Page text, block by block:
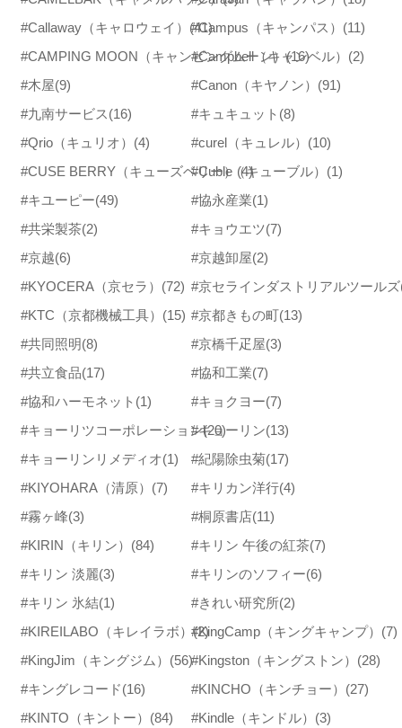
#Callaway（キャロウェイ） (41)
#Campus（キャンパス） (11)
#CAMPING MOON（キャンピングムーン）(16)
#Campbell（キャンベル） (2)
#木屋(9) #Canon（キヤノン） (91)
#九南サービス(16) #キュキュット (8)
#Qrio（キュリオ） (4) #curel（キュレル） (10)
#CUSE BERRY（キューズベリー） (4)
#Cuble（キューブル） (1)
#キユーピー(49) #協永産業(1)
#共栄製茶(2) #キョウエツ(7)
#京越(6) #京越卸屋(2)
#KYOCERA（京セラ） (72) #京セラインダストリアルツールズ
#KTC（京都機械工具） (15) #京都きもの町(13)
#共同照明(8) #京橋千疋屋(3)
#共立食品(17) #協和工業(7)
#協和ハーモネット (1) #キョクヨー(7)
#キョーリツコーポレーション(20)
#キョーリン(13)
#キョーリンリメディオ(1) #紀陽除虫菊(17)
#KIYOHARA（清原） (7) #キリカン洋行(4)
#霧ヶ峰(3) #桐原書店(11)
#KIRIN（キリン） (84) #キリン 午後の紅茶(7)
#キリン 淡麗(3) #キリンのソフィー(6)
#キリン 氷結(1) #きれい研究所(2)
#KIREILABO（キレイラボ）(2)
#KingCamp（キングキャンプ） (7)
#KingJim（キングジム） (56)#Kingston（キングストン） (28)
#キングレコード(16) #KINCHO（キンチョー） (27)
#KINTO（キントー） (84) #Kindle（キンドル） (3)